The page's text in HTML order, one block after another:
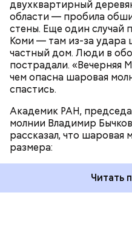
двухквартирный
области — пробила
стены. Еще один случай
Коми — там из-за удара
частный дом. Люди в
пострадали. «Вечерняя
чем опасна шаровая
спастись.
Академик РАН,
молнии Владимир
рассказал, что шаровая
размера:
Читать
По его словам, солдаты
трагедии. Подобных
Поэтому он не
За свою земную жизнь
добрых дел во славу